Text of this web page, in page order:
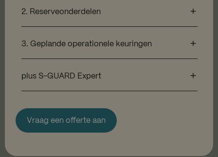
2. Reserveonderdelen
3. Geplande operationele keuringen
plus S-GUARD Expert
Vraag een offerte aan